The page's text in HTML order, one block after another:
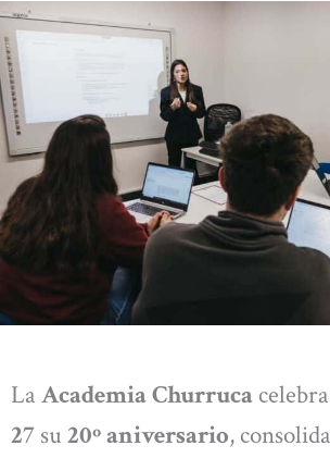
La Academia Churruca
27 su 20º aniversario,